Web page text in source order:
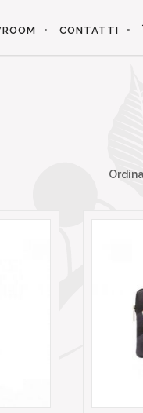
CONTATTI